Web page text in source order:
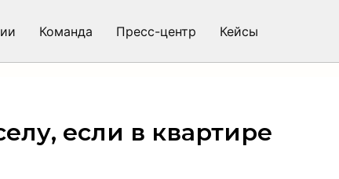
Команда Пресс-центр Кейсы
если в квартире